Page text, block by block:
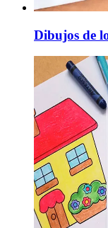
Dibujos de